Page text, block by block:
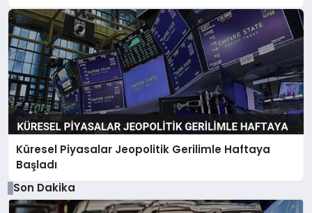
Küresel Piyasalar Jeopolitik Gerilimle Haftaya
Başladı
Son Dakika